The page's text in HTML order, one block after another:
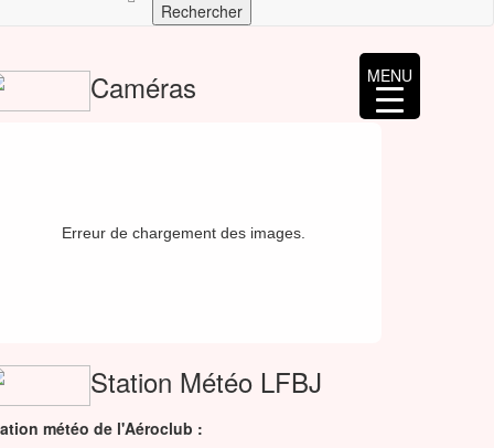
Caméras
Erreur de chargement des images.
Station Météo LFBJ
météo de l'Aéroclub :
MENU